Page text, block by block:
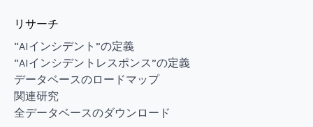
リサーチ
“AIインシデント”の定義
“AIインシデントレスポンス”の定義
データベースのロードマップ
関連研究
全データベースのダウンロード